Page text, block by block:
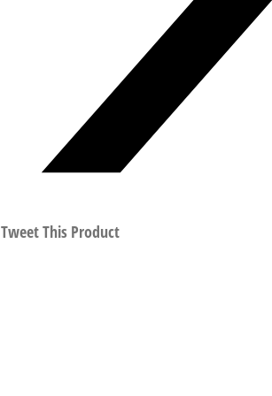
Tweet This Product